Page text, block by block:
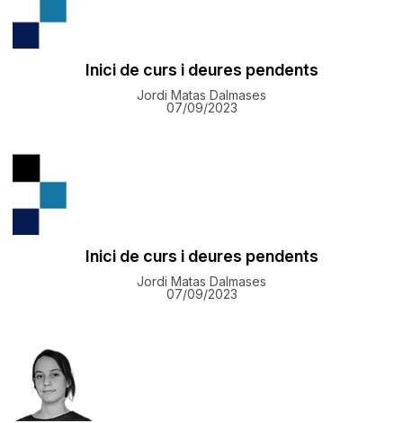
Inici de curs i deures pendents
Jordi Matas Dalmases
07/09/2023
Inici de curs i deures pendents
Jordi Matas Dalmases
07/09/2023